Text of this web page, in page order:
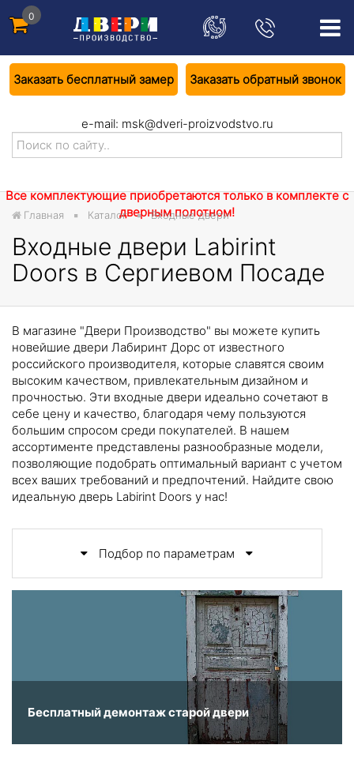
0
Заказать бесплатный замер Заказать обратный звонок
e-mail: msk@dveri-proizvodstvo.ru
Все комплектующие приобретаются только в комплекте с
дверным полотном!
Главная Каталог Входные двери
Входные двери Labirint
Doors в Сергиевом Посаде
В магазине "Двери Производство" вы можете купить
новейшие двери Лабиринт Дорс от известного
российского производителя, которые славятся своим
высоким качеством, привлекательным дизайном и
прочностью. Эти входные двери идеально сочетают в
себе цену и качество, благодаря чему пользуются
большим спросом среди покупателей. В нашем
ассортименте представлены разнообразные модели,
позволяющие подобрать оптимальный вариант с учетом
всех ваших требований и предпочтений. Найдите свою
идеальную дверь Labirint Doors у нас!
Подбор по параметрам
Бесплатный демонтаж старой двери